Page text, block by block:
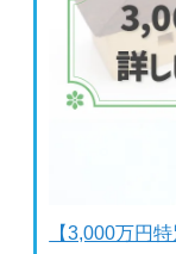
【3,000万円